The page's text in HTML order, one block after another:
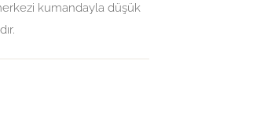
kumandayla düşük